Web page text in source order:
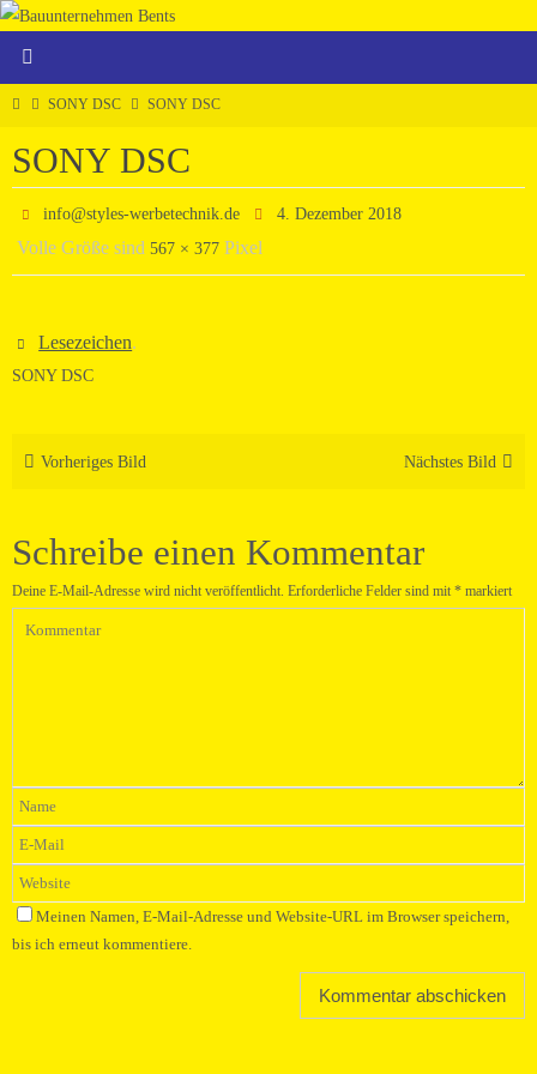
Zum
Inhalt
HomeSONY DSC SONY DSC
SONY DSC
info@styles-werbetechnik.de 4. Dezember 2018
Volle Größe sind 567 × 377 Pixel
Lesezeichen.
SONY DSC
Vorheriges Bild Nächstes Bild
Schreibe einen Kommentar
Deine E-Mail-Adresse wird nicht veröffentlicht. Erforderliche Felder sind mit * markiert
Meinen Namen, E-Mail-Adresse und Website-URL im Browser speichern,
bis ich erneut kommentiere.